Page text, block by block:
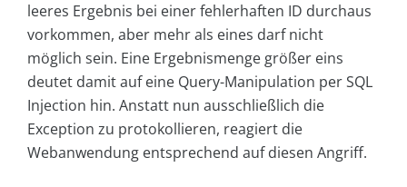
leeres Ergebnis bei einer fehlerhaften ID durchaus
vorkommen, aber mehr als eines darf nicht
möglich sein. Eine Ergebnismenge größer eins
deutet damit auf eine Query-Manipulation per SQL
Injection hin. Anstatt nun ausschließlich die
Exception zu protokollieren, reagiert die
Webanwendung entsprechend auf diesen Angriff.